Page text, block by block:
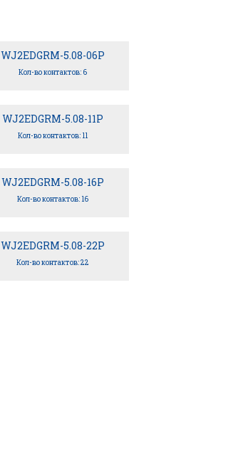
WJ2EDGRM-5.08-06P
Кол-во контактов: 6
WJ2EDGRM-5.08-11P
Кол-во контактов: 11
WJ2EDGRM-5.08-16P
Кол-во контактов: 16
WJ2EDGRM-5.08-22P
Кол-во контактов: 22